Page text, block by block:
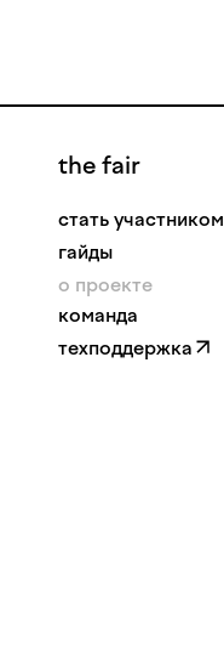
the fair
стать участником
гайды
о проекте
команда
техподдержка